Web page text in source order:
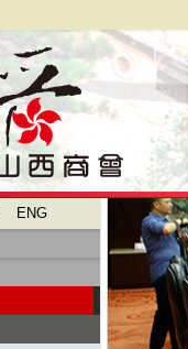
ENG